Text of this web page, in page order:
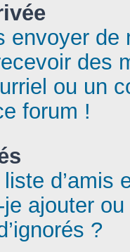
envoyer de
des
ou un
forum !
d’amis
ajouter
?